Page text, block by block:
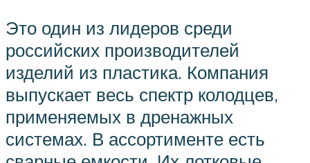
Это один из лидеров среди
российских производителей
изделий из пластика. Компания
выпускает весь спектр колодцев,
применяемых в дренажных
системах. В ассортименте есть